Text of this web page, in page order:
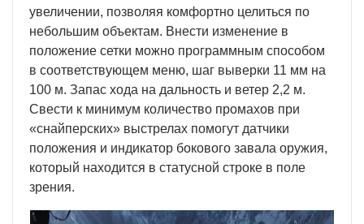
увеличении, позволяя комфортно целиться по
небольшим объектам. Внести изменение в
положение сетки можно программным способом
в соответствующем меню, шаг выверки 11 мм на
100 м. Запас хода на дальность и ветер 2,2 м.
Свести к минимум количество промахов при
«снайперских» выстрелах помогут датчики
положения и индикатор бокового завала оружия,
который находится в статусной строке в поле
зрения.